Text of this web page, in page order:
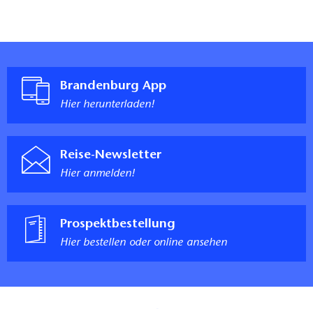
Brandenburg App
Hier herunterladen!
Reise-Newsletter
Hier anmelden!
Prospektbestellung
Hier bestellen oder online ansehen